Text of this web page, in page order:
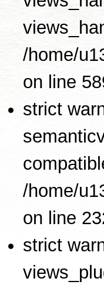
/home/
on line
strict
/home/
on line
strict